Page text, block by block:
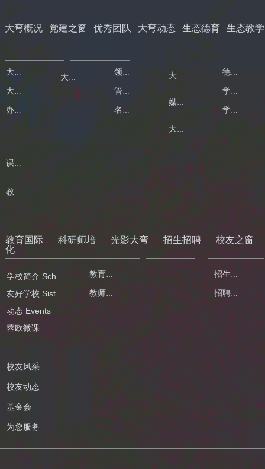
大弯简介
大弯荣誉
办学章程
教育科研
教师培训
大弯概况
科研师培
大弯党建
党建之窗
光影大弯
领导班子
管理团队
名师团队
招生公告
招聘公告
优秀团队
招生招聘
大弯新闻
媒体大弯
大弯要闻
大弯动态
德育工作
学生活动
学生获奖
生态德育
课程课堂
教育信息化
生态教学
校友风采
校友动态
基金会
为您服务
校友之窗
学校简介 School Profile
友好学校 Sister School
动态 Events
蓉欧微课
教育国际
化